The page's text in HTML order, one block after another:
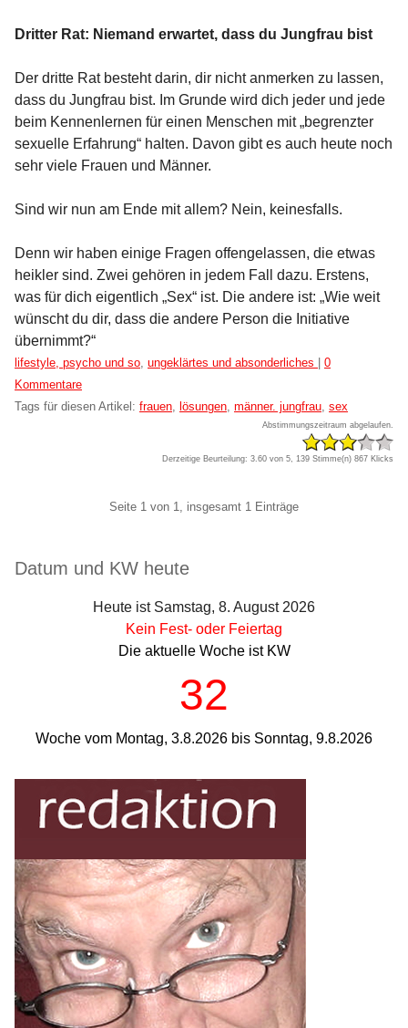
Dritter Rat: Niemand erwartet, dass du Jungfrau bist
Der dritte Rat besteht darin, dir nicht anmerken zu lassen,
dass du Jungfrau bist. Im Grunde wird dich jeder und jede
beim Kennenlernen für einen Menschen mit „begrenzter
sexuelle Erfahrung“ halten. Davon gibt es auch heute noch
sehr viele Frauen und Männer.
Sind wir nun am Ende mit allem? Nein, keinesfalls.
Denn wir haben einige Fragen offengelassen, die etwas
heikler sind. Zwei gehören in jedem Fall dazu. Erstens,
was für dich eigentlich „Sex“ ist. Die andere ist: „Wie weit
wünscht du dir, dass die andere Person die Initiative
übernimmt?“
Kategorien:
lifestyle, psycho und so ungeklärtes und absonderliches
0
Kommentare
Tags für diesen Artikel: frauen lösungen männer. jungfrau sex
Abstimmungszeitraum abgelaufen.
Derzeitige Beurteilung: 3.60 von 5, 139 Stimme(n) 867 Klicks
Seite 1 von 1, insgesamt 1 Einträge
Seitenleiste
Datum und KW heute
Heute ist Samstag, 8. August 2026
Kein Fest- oder Feiertag
Die aktuelle Woche ist KW
32
Woche vom Montag, 3.8.2026 bis Sonntag, 9.8.2026